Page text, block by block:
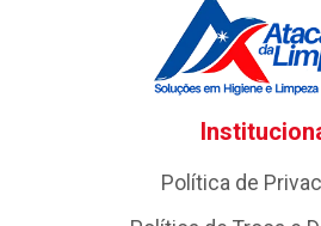
Política de